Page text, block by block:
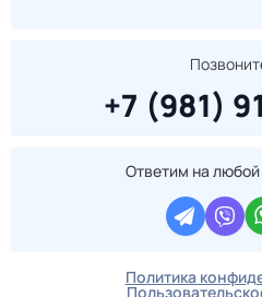
+7 (981)
Ответим на любой
Политика